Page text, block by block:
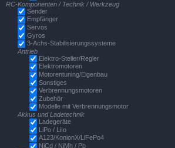
RC-Komponenten / Technik / Werkzeug
Sender
Empfänger
Servos
Gyros
3-Achs-Stabilisierungssysteme
Antrieb
Elektro-Steller/Regler
Elektromotoren
Motorentuning/Eigenbau
Sonstiges
Verbrennungsmotoren
Zubehör
Modelle mit Verbrennungsmotor
Akkus und Ladetechnik
Ladegeräte
LiPo / LiIo
A123/KonionX/LiFePo4
NiCd / NiMh / Pb